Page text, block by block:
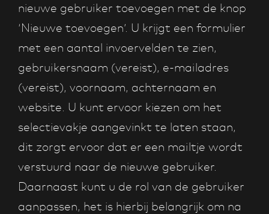
nieuwe gebruiker toevoegen met de knop
‘Nieuwe toevoegen’. U krijgt een formulier
met een aantal invoervelden te zien,
gebruikersnaam (vereist), e-mailadres
(vereist), voornaam, achternaam en
website. U kunt ervoor kiezen om het
selectievakje aangevinkt te laten staan,
dit zorgt ervoor dat er een mailtje wordt
verstuurd naar de nieuwe gebruiker.
Daarnaast kunt u de rol van de gebruiker
aanpassen, het is hierbij belangrijk om na